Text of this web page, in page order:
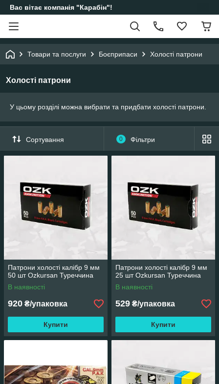
Вас вітає компанія "Карабін"!
Товари та послуги Боєприпаси Холості патрони
Холості патрони
У цьому розділі можна вибрати та придбати холості патрони.
Сортування 0 Фільтри
Патрони холості калібр 9 мм
50 шт Ozkursan Туреччина
В наявності
920 ₴/упаковка
Купити
Патрони холості калібр 9 мм
25 шт Ozkursan Туреччина
В наявності
529 ₴/упаковка
Купити